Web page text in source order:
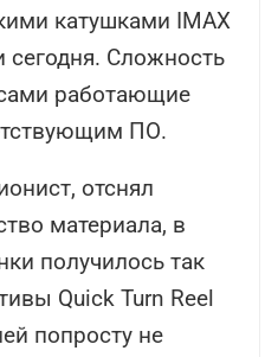
катушками IMAX
сегодня. Сложность
работающие
ПО.
отснял
материала, в
получилось так
Quick Turn Reel
попросту не